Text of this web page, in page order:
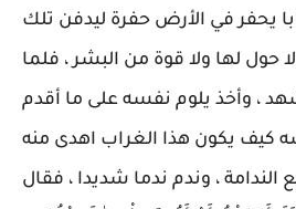
يحفر في الأرض حفرة ليدفن تلك
لا حول لها ولا قوة من البشر ، فلما
، وأخذ يلوم نفسه على ما أقدم
كيف يكون هذا الغراب اهدى منه
، وندم ندما شديدا ، فقال